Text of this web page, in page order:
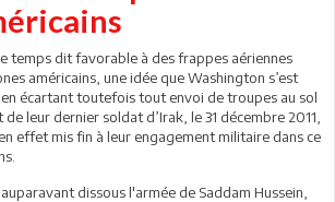
temps dit favorable à des frappes aériennes
américains, une idée que Washington s’est
en écartant toutefois tout envoi de troupes au sol
leur dernier soldat d’Irak, le 31 décembre 2011,
effet mis fin à leur engagement militaire dans ce
dissous l'armée de Saddam Hussein,